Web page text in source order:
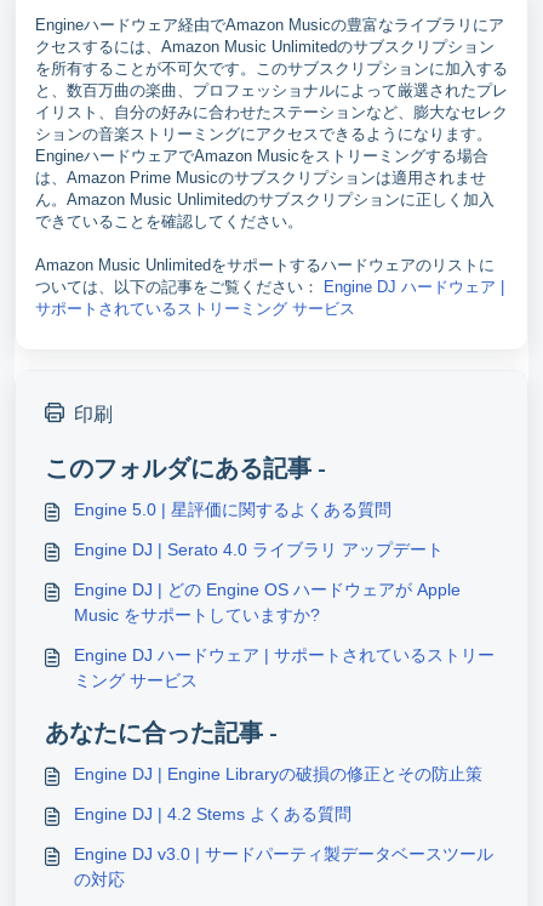
Engineハードウェア経由でAmazon Musicの豊富なライブラリにア
クセスするには、Amazon Music Unlimitedのサブスクリプション
を所有することが不可欠です。このサブスクリプションに加入する
と、数百万曲の楽曲、プロフェッショナルによって厳選されたプレ
イリスト、自分の好みに合わせたステーションなど、膨大なセレク
ションの音楽ストリーミングにアクセスできるようになります。
EngineハードウェアでAmazon Musicをストリーミングする場合
は、Amazon Prime Musicのサブスクリプションは適用されませ
ん。Amazon Music Unlimitedのサブスクリプションに正しく加入
できていることを確認してください。
Amazon Music Unlimitedをサポートするハードウェアのリストに
ついては、以下の記事をご覧ください：
Engine DJ ハードウェア |
サポートされているストリーミング サービス
印刷
このフォルダにある記事 -
Engine 5.0 | 星評価に関するよくある質問
Engine DJ | Serato 4.0 ライブラリ アップデート
Engine DJ | どの Engine OS ハードウェアが Apple
Music をサポートしていますか?
Engine DJ ハードウェア | サポートされているストリー
ミング サービス
あなたに合った記事 -
Engine DJ | Engine Libraryの破損の修正とその防止策
Engine DJ | 4.2 Stems よくある質問
Engine DJ v3.0 | サードパーティ製データベースツール
の対応